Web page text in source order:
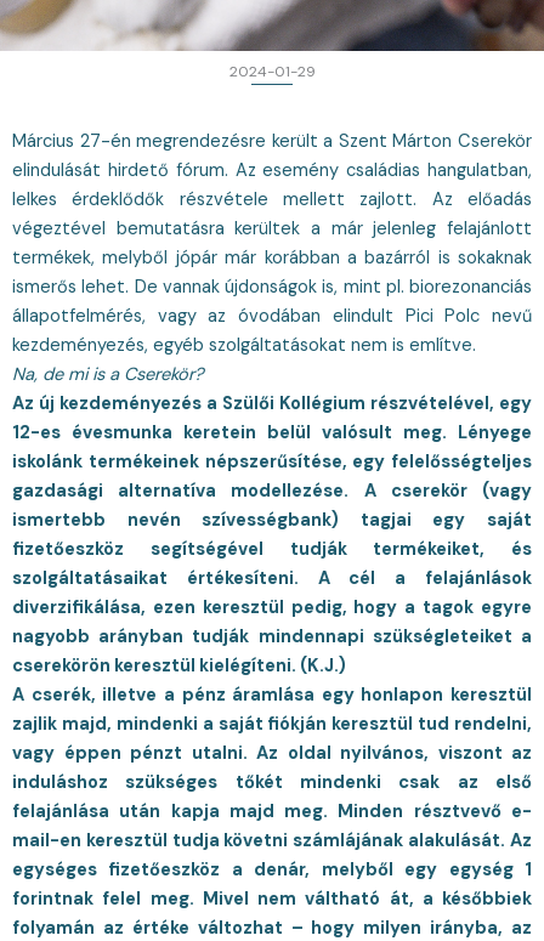
2024-01-29
Március 27-én megrendezésre került a Szent Márton Cserekör
elindulását hirdető fórum. Az esemény családias hangulatban,
lelkes érdeklődők részvétele mellett zajlott. Az előadás
végeztével bemutatásra kerültek a már jelenleg felajánlott
termékek, melyből jópár már korábban a bazárról is sokaknak
ismerős lehet. De vannak újdonságok is, mint pl. biorezonanciás
állapotfelmérés, vagy az óvodában elindult Pici Polc nevű
kezdeményezés, egyéb szolgáltatásokat nem is említve.
Na, de mi is a Cserekör?
Az új kezdeményezés a Szülői Kollégium részvételével, egy
12-es évesmunka keretein belül valósult meg. Lényege
iskolánk termékeinek népszerűsítése, egy felelősségteljes
gazdasági alternatíva modellezése. A cserekör (vagy
ismertebb nevén szívességbank) tagjai egy saját
fizetőeszköz segítségével tudják termékeiket, és
szolgáltatásaikat értékesíteni. A cél a felajánlások
diverzifikálása, ezen keresztül pedig, hogy a tagok egyre
nagyobb arányban tudják mindennapi szükségleteiket a
cserekörön keresztül kielégíteni. (K.J.)
A cserék, illetve a pénz áramlása egy honlapon keresztül
zajlik majd, mindenki a saját fiókján keresztül tud rendelni,
vagy éppen pénzt utalni. Az oldal nyilvános, viszont az
induláshoz szükséges tőkét mindenki csak az első
felajánlása után kapja majd meg. Minden résztvevő e-
mail-en keresztül tudja követni számlájának alakulását. Az
egységes fizetőeszköz a denár, melyből egy egység 1
forintnak felel meg. Mivel nem váltható át, a későbbiek
folyamán az értéke változhat – hogy milyen irányba, az